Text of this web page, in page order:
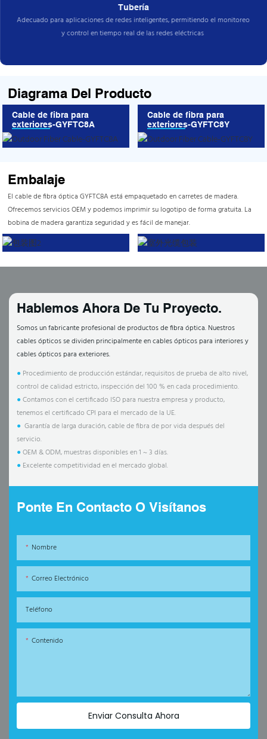
Tubería
Adecuado para aplicaciones de redes inteligentes, permitiendo el monitoreo
y control en tiempo real de las redes eléctricas
Diagrama Del Producto
Cable de fibra para
exteriores-GYFTC8A
Cable de fibra para
exteriores-GYFTC8Y
Embalaje
El cable de fibra óptica GYFTC8A está empaquetado en carretes de madera.
Ofrecemos servicios OEM y podemos imprimir su logotipo de forma gratuita. La
bobina de madera garantiza seguridad y es fácil de manejar.
Hablemos Ahora De Tu Proyecto.
Somos un fabricante profesional de productos de fibra óptica. Nuestros
cables ópticos se dividen principalmente en cables ópticos para interiores y
cables ópticos para exteriores.
● Procedimiento de producción estándar, requisitos de prueba de alto nivel,
control de calidad estricto, inspección del 100 % en cada procedimiento.
●Contamos con el certificado ISO para nuestra empresa y producto,
tenemos el certificado CPI para el mercado de la UE.
● Garantía de larga duración, cable de fibra de por vida después del
servicio.
●OEM & ODM, muestras disponibles en 1 ~ 3 días.
● Excelente competitividad en el mercado global.
Ponte En Contacto O Visítanos
Nombre
Correo Electrónico
Teléfono
Contenido
Enviar Consulta Ahora